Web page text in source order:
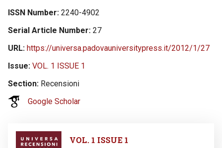
ISSN Number 2240-4902
Serial Article Number 27
URL https://universa.padovauniversitypress.it/2012/1/27
Issue VOL. 1 ISSUE 1
Section Recensioni
Google Scholar
VOL. 1 ISSUE 1